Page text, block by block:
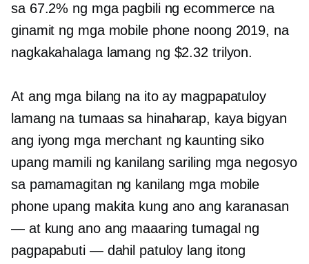
sa 67.2% ng mga pagbili ng ecommerce na
ginamit ng mga mobile phone noong 2019, na
nagkakahalaga lamang ng $2.32 trilyon.
At ang mga bilang na ito ay magpapatuloy
lamang na tumaas sa hinaharap, kaya bigyan
ang iyong mga merchant ng kaunting siko
upang mamili ng kanilang sariling mga negosyo
sa pamamagitan ng kanilang mga mobile
phone upang makita kung ano ang karanasan
— at kung ano ang maaaring tumagal ng
pagpapabuti — dahil patuloy lang itong